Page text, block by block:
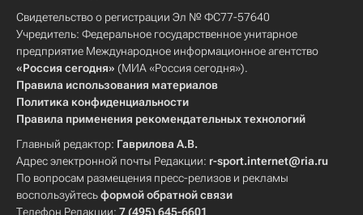
Свидетельство о регистрации Эл № ФС77-57640
Учредитель: Федеральное государственное унитарное
предприятие Международное информационное агентство
«Россия сегодня» (МИА «Россия сегодня»).
Правила использования материалов
Политика конфиденциальности
Правила применения рекомендательных технологий
Главный редактор: Гаврилова А.В.
Адрес электронной почты Редакции: r-sport.internet@ria.ru
По вопросам размещения пресс-релизов и рекламы
воспользуйтесьформой обратной связи
Телефон Редакции: 7 (495) 645-6601